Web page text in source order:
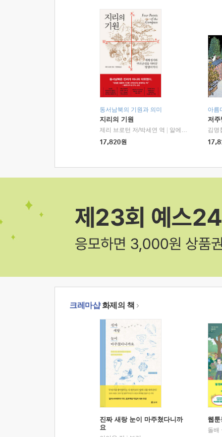
동서남북의 기원과 의미
지리의 기원
제리 브로턴 저/박세연 역
알에이치코리아(RHK)
17,820원
아름
저
김명
크레마샵화제의 책
진짜 새랑 눈이 마주쳤다니까
요
웹
돌배